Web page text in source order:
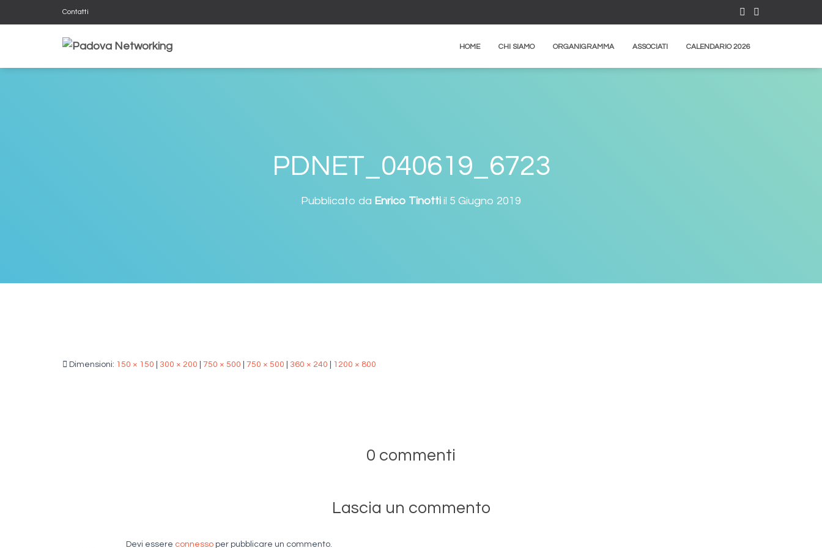
Contatti
HOME CHI SIAMO ORGANIGRAMMA ASSOCIATI CALENDARIO 2026
PDNET_040619_6723
Pubblicato da Enrico Tinotti il 5 Giugno 2019
Dimensioni: 150 × 150 300 × 200 750 × 500 750 × 500 360 × 240 1200 × 800
0 commenti
Lascia un commento
Devi essere connesso per pubblicare un commento.